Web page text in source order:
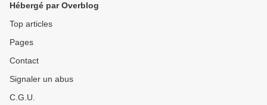
Hébergé par Overblog
Top articles
Pages
Contact
Signaler un abus
C.G.U.